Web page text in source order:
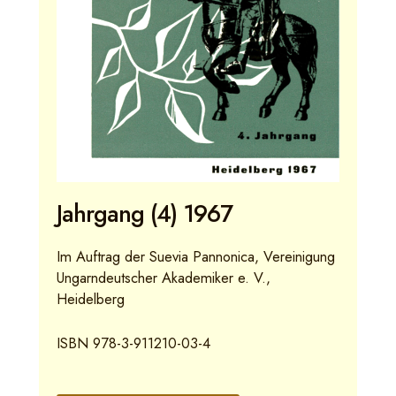
Jahrgang (4) 1967
Im Auftrag der Suevia Pannonica, Vereinigung
Ungarndeutscher Akademiker e. V.,
Heidelberg
ISBN 978-3-911210-03-4